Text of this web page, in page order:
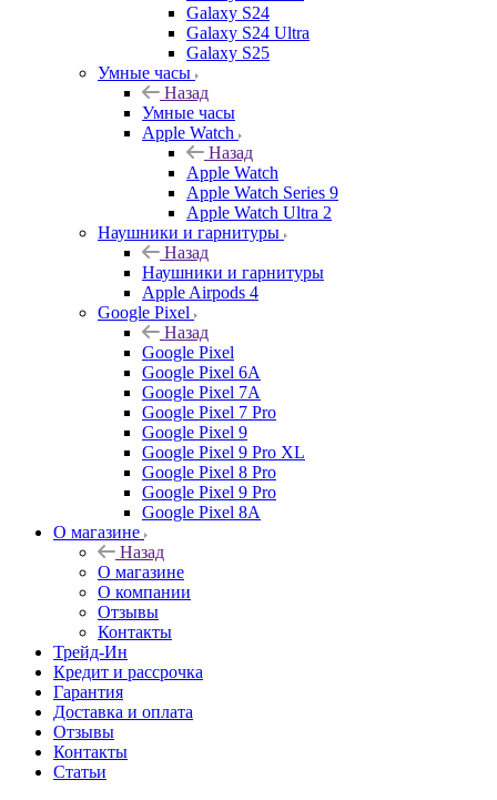
Galaxy S24
Galaxy S24 Ultra
Galaxy S25
Умные часы
Назад
Умные часы
Apple Watch
Назад
Apple Watch
Apple Watch Series 9
Apple Watch Ultra 2
Наушники и гарнитуры
Назад
Наушники и гарнитуры
Apple Airpods 4
Google Pixel
Назад
Google Pixel
Google Pixel 6A
Google Pixel 7А
Google Pixel 7 Pro
Google Pixel 9
Google Pixel 9 Pro XL
Google Pixel 8 Pro
Google Pixel 9 Pro
Google Pixel 8A
О магазине
Назад
О магазине
О компании
Отзывы
Контакты
Трейд-Ин
Кредит и рассрочка
Гарантия
Доставка и оплата
Отзывы
Контакты
Статьи